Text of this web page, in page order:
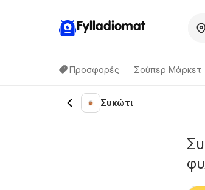
Fylladiomat
Προσφορές Σούπερ Μάρκετ
Συκώτι